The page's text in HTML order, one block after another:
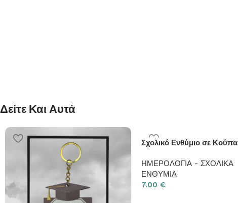
Δείτε Και Αυτά
Σχολικό Ενθύμιο σε Κούπα
ΗΜΕΡΟΛΟΓΙΑ - ΣΧΟΛΙΚΑ
ΕΝΘΥΜΙΑ
7.00 €